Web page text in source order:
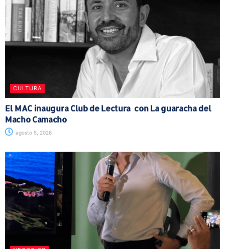
CULTURA
El MAC inaugura Club de Lectura con La guaracha del
Macho Camacho
agosto 5, 2026